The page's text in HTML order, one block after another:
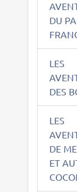
DU
LES
DES
LES
DE
ET